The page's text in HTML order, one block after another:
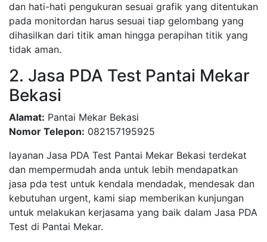
dan hati-hati pengukuran sesuai grafik yang ditentukan
pada monitordan harus sesuai tiap gelombang yang
dihasilkan dari titik aman hingga perapihan titik yang
tidak aman.
2. Jasa PDA Test Pantai Mekar
Bekasi
Alamat: Pantai Mekar Bekasi
Nomor Telepon: 082157195925
layanan Jasa PDA Test Pantai Mekar Bekasi terdekat
dan mempermudah anda untuk lebih mendapatkan
jasa pda test untuk kendala mendadak, mendesak dan
kebutuhan urgent, kami siap memberikan kunjungan
untuk melakukan kerjasama yang baik dalam Jasa PDA
Test di Pantai Mekar.